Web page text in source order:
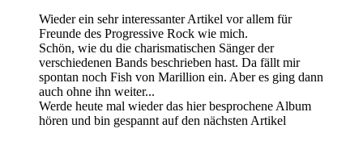
Wieder ein sehr interessanter Artikel vor allem für
Freunde des Progressive Rock wie mich.
Schön, wie du die charismatischen Sänger der
verschiedenen Bands beschrieben hast. Da fällt mir
spontan noch Fish von Marillion ein. Aber es ging dann
auch ohne ihn weiter...
Werde heute mal wieder das hier besprochene Album
hören und bin gespannt auf den nächsten Artikel